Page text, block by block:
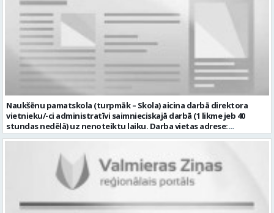
kultūra; pozitīva un atbildīga attieksme pret darbu; mēs
piedāvājam: pamatalgu pārbaudes laikā 780,00 EUR pirms nodokļu
nomaksas, pēc pārbaudes laika 850 EUR pirms nodokļu nomaksas;
iespēju saņemt atvaļinājuma pabalstu par labu darba sniegumu;
darba devēja līdzfinansētu veselības apdrošināšanu pēc pārbaudes
laika beigām, kā arī citas sociālās garantijas atbilstoši darba
rezultātiem un normatīvajos aktos noteiktajam; drošu, estētisku
un sakārtotu darba vidi. Pieteikuma vēstuli, profesionālās darbības
aprakstu (CV), lūdzam iesniegt elektroniski, nosūtot uz e-pastu:
vakance” līdz 2026. gada 16.augustam plkst. 12.00. Tālrunis papildu
informācijai: 29487602 Profesija: SKOLOTĀJA PALĪGS Darba vietas
adrese: LATVIJA, Rūķu iela 3, Rubene, Kocēnu pag., Valmieras nov.
Darbības joma: Izglītība / Zinātne Pieteikto vietu skaits: 1 Aktuāla
līdz: 2026-08-16 Kontaktpersona:
rubenes.pamatskola@valmiera.edu.lv 29487602 Izglītības līmenis:
Vispārējā vidējā izglītība
Naukšēnu pamatskola (turpmāk – Skola) aicina darbā direktora
vietnieku/-ci administratīvi saimnieciskajā darbā (1 likme jeb 40
stundas nedēļā) uz nenoteiktu laiku. Darba vietas adrese:
“Naukšēnu skola”, Naukšēni, Naukšēnu pagasts, Valmieras novads.
kontrolēt tehnisko darbinieku darbu, nodrošinot saimniecisko
darbu izpildi; • piedalīties Skolas budžeta plānošanā, izpildes
kontrolē un iepirkuma procedūras izstrādē un organizēšanā,
nodrošināt Skolas racionālu resursu izmantošanu; • iegādāties
nepieciešamo inventāru, instrumentus un citas materiālās vērtības,
nepieciešamības gadījumos sastādīt tehnisko specifikāciju un veikt